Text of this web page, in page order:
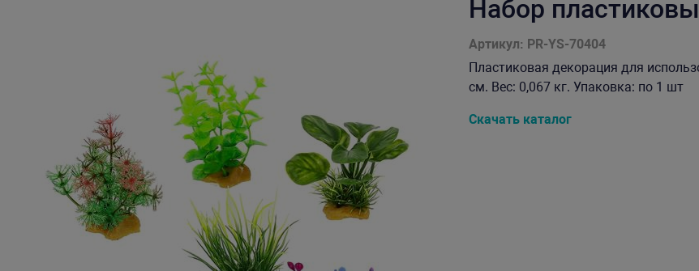
Набор
Артикул: PR-YS-70404
Пластиковая декорация для
см. Вес: 0,067 кг. Упаковка: по 1 шт
Скачать каталог